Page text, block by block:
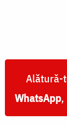
Alătură-
WhatsApp,